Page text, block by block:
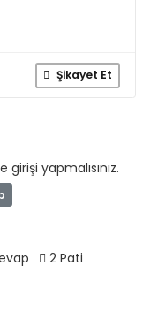
Şikayet Et
girişi yapmalısınız.
2 Pati